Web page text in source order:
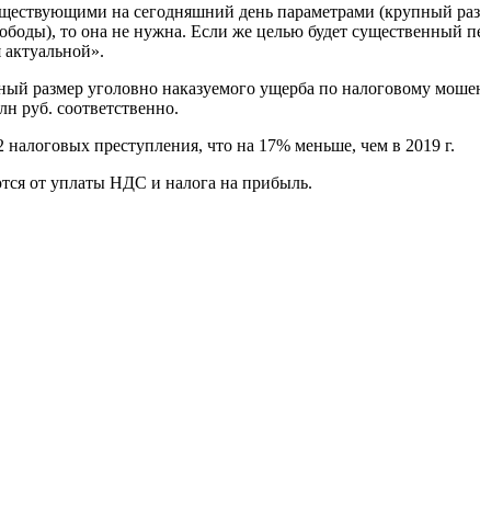
на сегодняшний день параметрами (крупный
то она не нужна. Если же целью будет существенный
актуальной».
уголовно наказуемого ущерба по налоговому
руб. соответственно.
преступления, что на 17% меньше, чем в 2019 г.
от уплаты НДС и налога на прибыль.